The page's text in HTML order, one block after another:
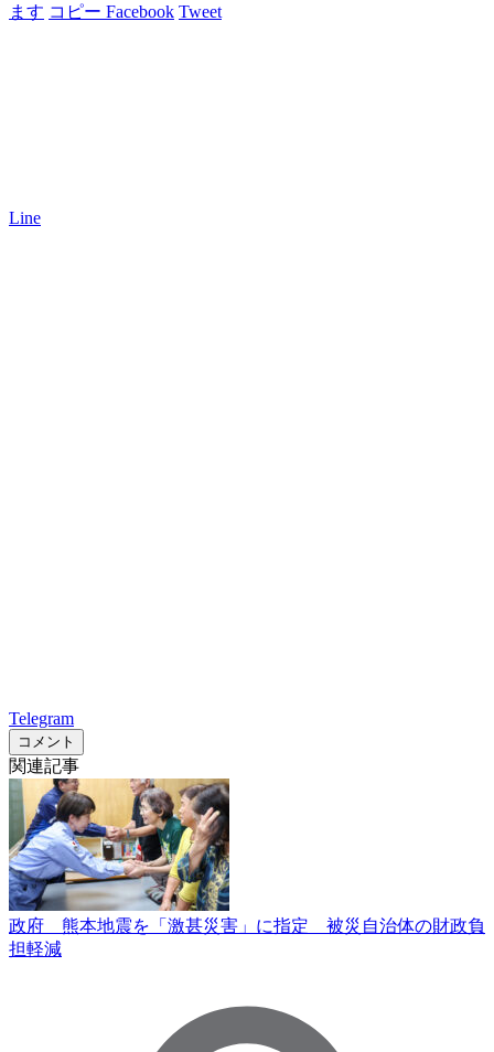
ます コピー Facebook Tweet
Line
Telegram
コメント
関連記事
政府 熊本地震を「激甚災害」に指定 被災自治体の財政負
担軽減